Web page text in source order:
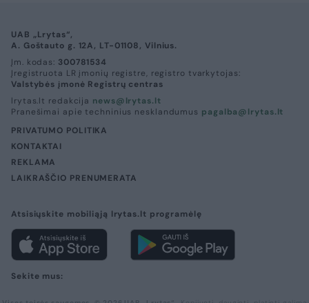
UAB „Lrytas“,
A. Goštauto g. 12A, LT-01108, Vilnius.
Įm. kodas: 300781534
Įregistruota LR įmonių registre, registro tvarkytojas:
Valstybės įmonė Registrų centras
lrytas.lt redakcija news@lrytas.lt
Pranešimai apie techninius nesklandumus pagalba@lrytas.lt
PRIVATUMO POLITIKA
KONTAKTAI
REKLAMA
LAIKRAŠČIO PRENUMERATA
Atsisiųskite mobiliąją lrytas.lt programėlę
Sekite mus: